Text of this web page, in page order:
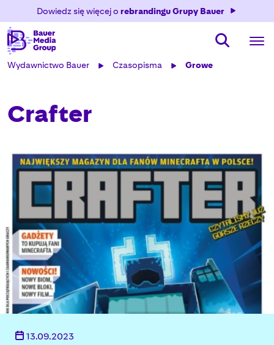
Dowiedz się więcej o rebrandingu Grupy Bauer
Wydawnictwo Bauer Czasopisma Growe
Crafter
13.09.2023